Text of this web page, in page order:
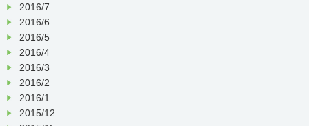
2016/7
2016/6
2016/5
2016/4
2016/3
2016/2
2016/1
2015/12